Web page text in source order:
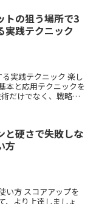
トの狙う場所で3
実践テクニック
実践テクニック 楽し
本と応用テクニックを
だけでなく、戦略や
と硬さで失敗しな
方
い方 スコアアップを
、より上達しましょ